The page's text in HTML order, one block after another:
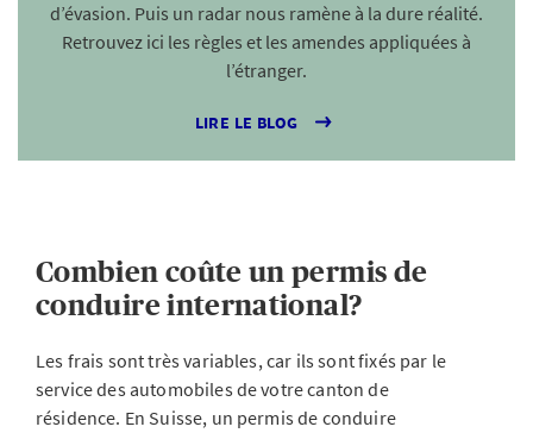
d’évasion. Puis un radar nous ramène à la dure réalité.
Retrouvez ici les règles et les amendes appliquées à
l’étranger.
LIRE LE BLOG
Combien coûte un permis de
conduire international?
Les frais sont très variables, car ils sont fixés par le
service des automobiles de votre canton de
résidence. En Suisse, un permis de conduire